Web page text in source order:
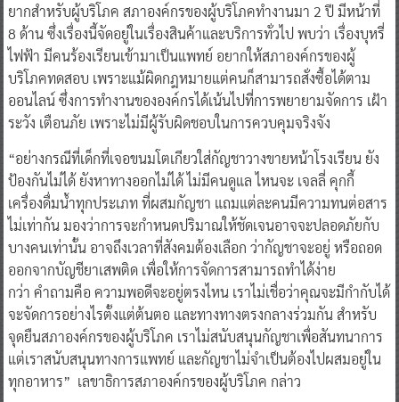
ยากสำหรับผู้บริโภค สภาองค์กรของผู้บริโภคทำงานมา 2 ปี มีหน้าที่
8 ด้าน ซึ่งเรื่องนี้จัดอยู่ในเรื่องสินค้าและบริการทั่วไป พบว่า เรื่องบุหรี่
ไฟฟ้า มีคนร้องเรียนเข้ามาเป็นแพทย์ อยากให้สภาองค์กรของผู้
บริโภคทดสอบ เพราะแม้ผิดกฎหมายแต่คนก็สามารถสั่งซื้อได้ตาม
ออนไลน์ ซึ่งการทำงานขององค์กรได้เน้นไปที่การพยายามจัดการ เฝ้า
ระวัง เตือนภัย เพราะไม่มีผู้รับผิดชอบในการควบคุมจริงจัง
“อย่างกรณีที่เด็กที่เจอขนมโตเกียวใส่กัญชาวางขายหน้าโรงเรียน ยัง
ป้องกันไม่ได้ ยังหาทางออกไม่ได้ ไม่มีคนดูแล ไหนจะ เจลลี่ คุกกี้
เครื่องดื่มน้ำทุกประเภท ที่ผสมกัญชา แถมแต่ละคนมีความทนต่อสาร
ไม่เท่ากัน มองว่าการจะกำหนดปริมาณให้ชัดเจนอาจจะปลอดภัยกับ
บางคนเท่านั้น อาจถึงเวลาที่สังคมต้องเลือก ว่ากัญชาจะอยู่ หรือถอด
ออกจากบัญชียาเสพติด เพื่อให้การจัดการสามารถทำได้ง่าย
กว่า คำถามคือ ความพอดีจะอยู่ตรงไหน เราไม่เชื่อว่าคุณจะมีกำกับได้
จะจัดการอย่างไรตั้งแต่ต้นตอ และทางทางตรงกลางร่วมกัน สำหรับ
จุดยืนสภาองค์กรของผู้บริโภค เราไม่สนับสนุนกัญชาเพื่อสันทนาการ
แต่เราสนับสนุนทางการแพทย์ และกัญชาไม่จำเป็นต้องไปผสมอยู่ใน
ทุกอาหาร” เลขาธิการสภาองค์กรของผู้บริโภค กล่าว